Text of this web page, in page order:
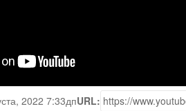
2022 7:33дпURL: